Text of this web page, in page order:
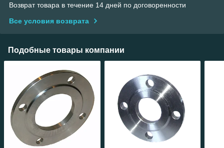
Возврат товара в течение 14 дней по договоренности
Все условия возврата
Подобные товары компании